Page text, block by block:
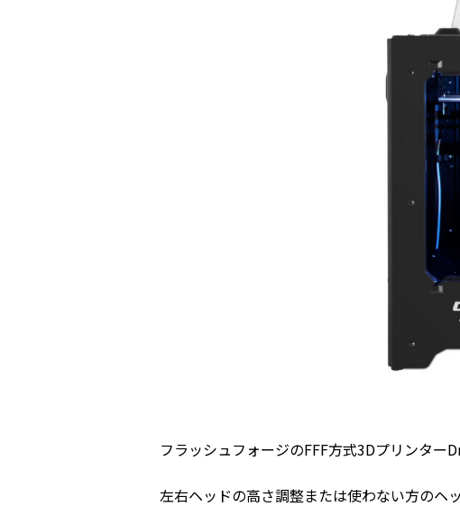
フラッシュフォージのFFF方式3Dプリンター
左右ヘッドの高さ調整または使わない方のヘ